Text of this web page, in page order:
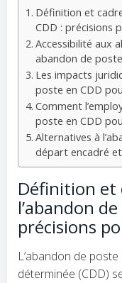
Définition et
CDD : précisions
Accessibilité aux
abandon de
Les impacts
poste en CDD
Comment
poste en CDD
Alternatives à
départ encadré
Définition et
l’abandon
précisions
L’abandon de
déterminée (CDD)